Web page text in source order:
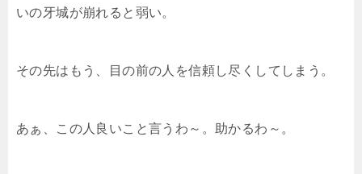
いの牙城が崩れると弱い。
その先はもう、目の前の人を信頼し尽くしてしまう。
あぁ、この人良いこと言うわ～。助かるわ～。